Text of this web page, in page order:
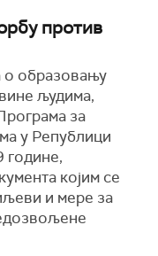
против
о образовању
људима,
за
у Републици
године,
којим се
и мере за